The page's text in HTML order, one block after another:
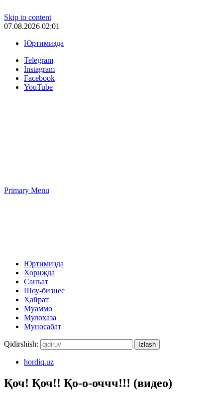
Skip to content
07.08.2026 02:01
Юртимизда
Telegram
Instagram
Facebook
YouTube
Primary Menu
Юртимизда
Хорижда
Санъат
Шоу-бизнес
Ҳайрат
Муаммо
Мулоҳаза
Муносабат
Qidirshish:
hordiq.uz
Қоч! Қоч!! Қо-о-оччч!!! (видео)